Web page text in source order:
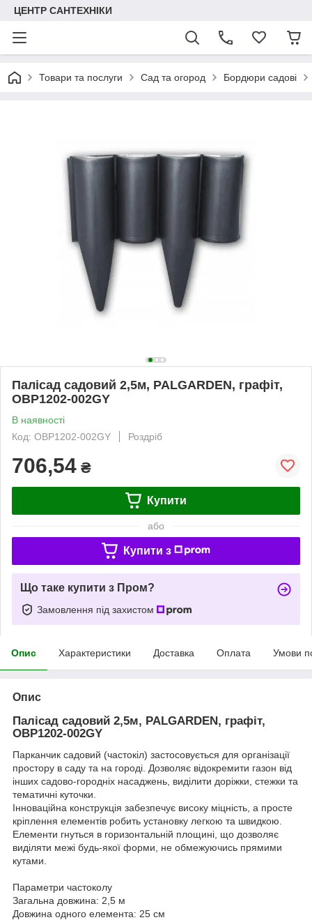
ЦЕНТР САНТЕХНІКИ
Товари та послуги Сад та огород Бордюри садові
Палісад садовий 2,5м, PALGARDEN, графіт,
OBP1202-002GY
В наявності
Код: OBP1202-002GY
Роздріб
706,54 ₴
Купити
або
Купити з
Що таке купити з Пром?
Замовлення під захистом
Опис Характеристики Доставка Оплата Умови
Опис
Палісад садовий 2,5м, PALGARDEN, графіт,
OBP1202-002GY
Парканчик садовий (частокіл) застосовується для організації
простору в саду та на городі. Дозволяє відокремити газон від
інших садово-городніх насаджень, виділити доріжки, стежки та
тематичні куточки.
Інноваційна конструкція забезпечує високу міцність, а просте
кріплення елементів робить установку легкою та швидкою.
Елементи гнуться в горизонтальній площині, що дозволяє
виділяти межі будь-якої форми, не обмежуючись прямими
кутами.
Параметри частоколу
Загальна довжина: 2,5 м
Довжина одного елемента: 25 см